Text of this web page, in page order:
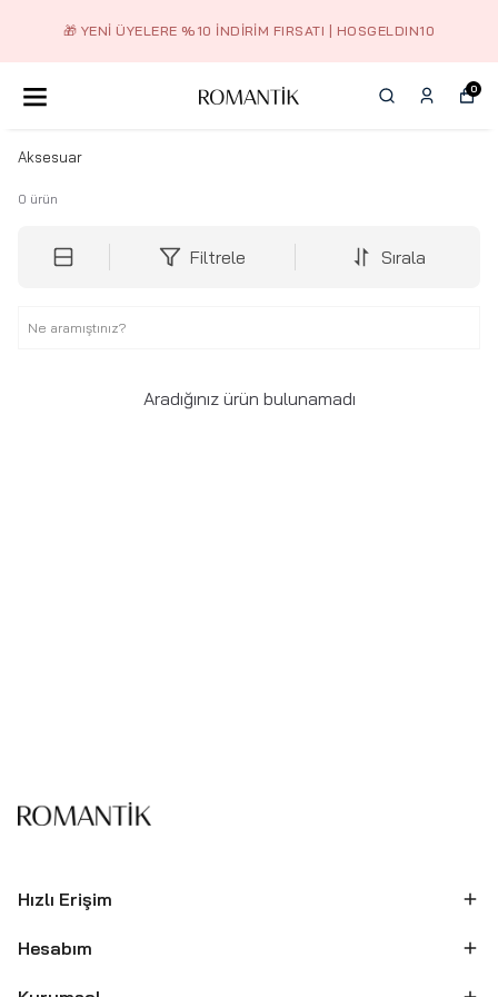
🎁 YENI ÜYELERE %10 İNDIRIM FIRSATI | HOSGELDIN10
0
Aksesuar
0 ürün
Filtrele Sırala
Aradığınız ürün bulunamadı
Hızlı Erişim
Hesabım